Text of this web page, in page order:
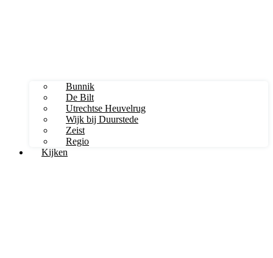
Bunnik
De Bilt
Utrechtse Heuvelrug
Wijk bij Duurstede
Zeist
Regio
Kijken